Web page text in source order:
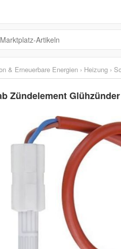
& Erneuerbare Energien › Heizung ›
Zündelement